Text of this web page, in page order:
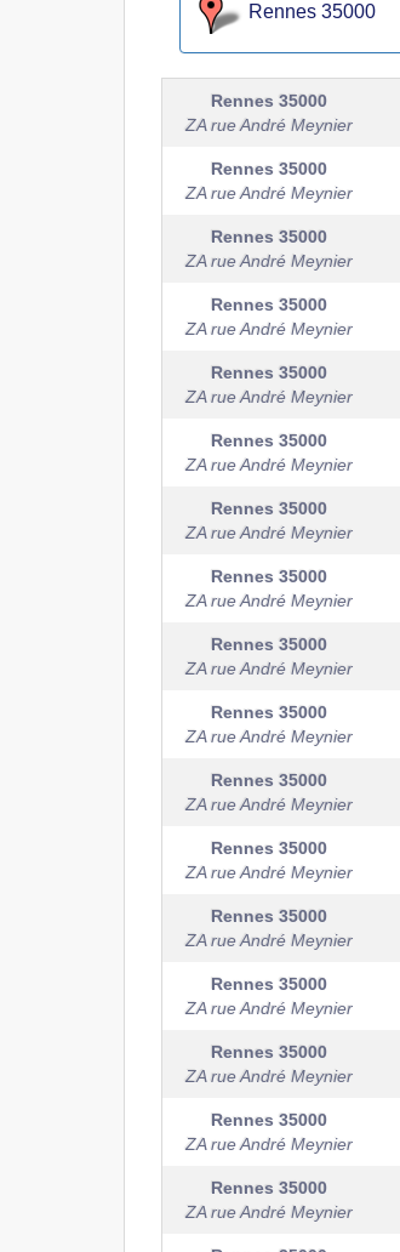
Rennes 35000
Rennes 35000
ZA rue André Meynier
Rennes 35000
ZA rue André Meynier
Rennes 35000
ZA rue André Meynier
Rennes 35000
ZA rue André Meynier
Rennes 35000
ZA rue André Meynier
Rennes 35000
ZA rue André Meynier
Rennes 35000
ZA rue André Meynier
Rennes 35000
ZA rue André Meynier
Rennes 35000
ZA rue André Meynier
Rennes 35000
ZA rue André Meynier
Rennes 35000
ZA rue André Meynier
Rennes 35000
ZA rue André Meynier
Rennes 35000
ZA rue André Meynier
Rennes 35000
ZA rue André Meynier
Rennes 35000
ZA rue André Meynier
Rennes 35000
ZA rue André Meynier
Rennes 35000
ZA rue André Meynier